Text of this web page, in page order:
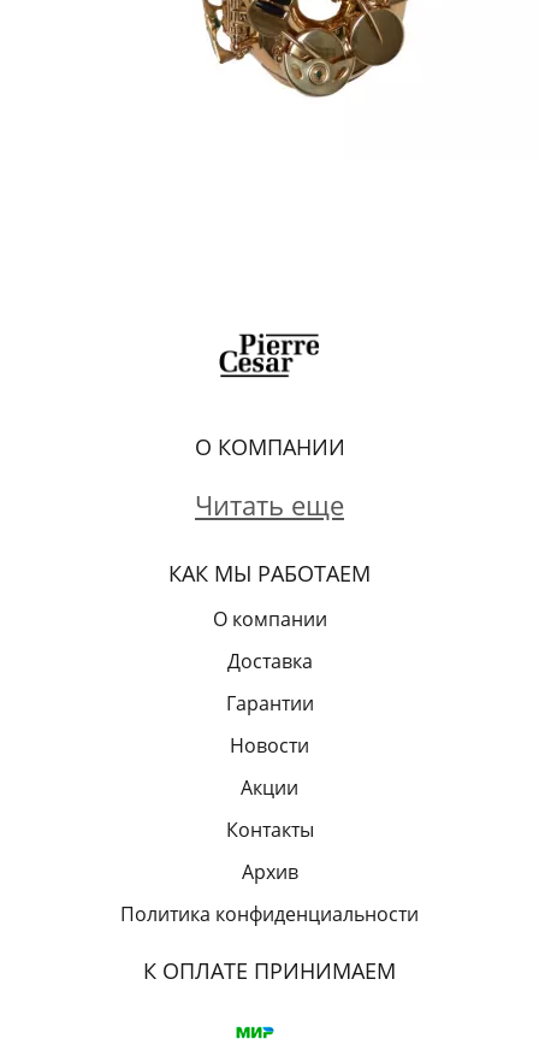
О КОМПАНИИ
Читать еще
КАК МЫ РАБОТАЕМ
О компании
Доставка
Гарантии
Новости
Акции
Контакты
Архив
Политика конфиденциальности
К ОПЛАТЕ ПРИНИМАЕМ